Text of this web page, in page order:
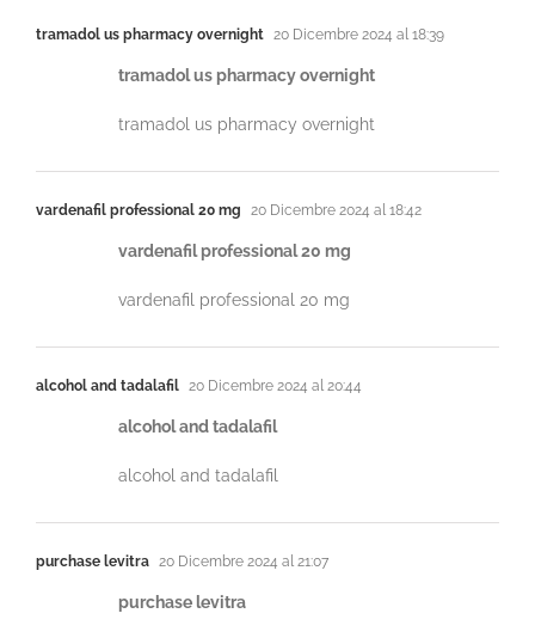
tramadol us pharmacy overnight 20 Dicembre 2024 al 18:39
tramadol us pharmacy overnight
tramadol us pharmacy overnight
vardenafil professional 20 mg 20 Dicembre 2024 al 18:42
vardenafil professional 20 mg
vardenafil professional 20 mg
alcohol and tadalafil 20 Dicembre 2024 al 20:44
alcohol and tadalafil
alcohol and tadalafil
purchase levitra 20 Dicembre 2024 al 21:07
purchase levitra